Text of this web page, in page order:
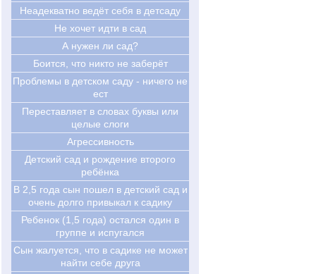
Неадекватно ведёт себя в детсаду
Не хочет идти в сад
А нужен ли сад?
Боится, что никто не заберёт
Проблемы в детском саду - ничего не
ест
Переставляет в словах буквы или
целые слоги
Агрессивность
Детский сад и рождение второго
ребёнка
В 2,5 года сын пошел в детский сад и
очень долго привыкал к садику
Ребенок (1,5 года) остался один в
группе и испугался
Сын жалуется, что в садике не может
найти себе друга